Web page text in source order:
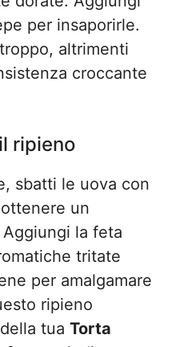
per insaporirle.
altrimenti
croccante
ripieno
sbatti le uova con
un
la feta
tritate
per amalgamare
ripieno
tua Torta